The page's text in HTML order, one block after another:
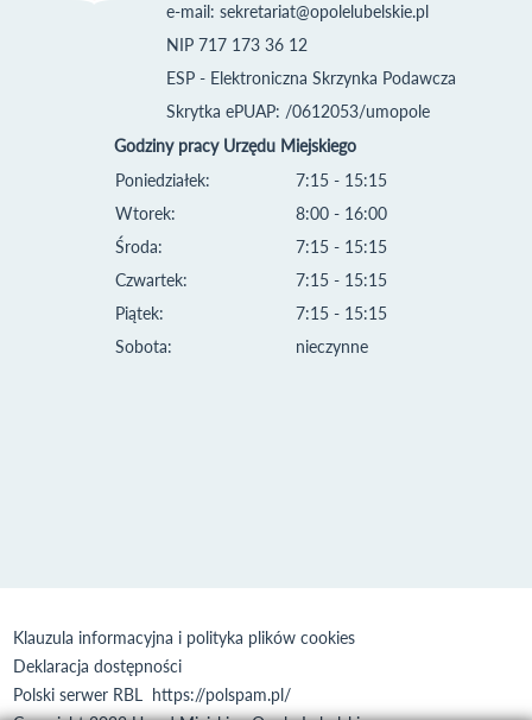
e-mail: sekretariat@opolelubelskie.pl
NIP 717 173 36 12
ESP - Elektroniczna Skrzynka Podawcza
Skrytka ePUAP: /0612053/umopole
Godziny pracy Urzędu Miejskiego
Poniedziałek:
Wtorek:
Środa:
Czwartek:
Piątek:
Sobota:
7:15 - 15:15
8:00 - 16:00
7:15 - 15:15
7:15 - 15:15
7:15 - 15:15
nieczynne
Klauzula informacyjna i polityka plików cookies
Deklaracja dostępności
Polski serwer RBL https://polspam.pl/